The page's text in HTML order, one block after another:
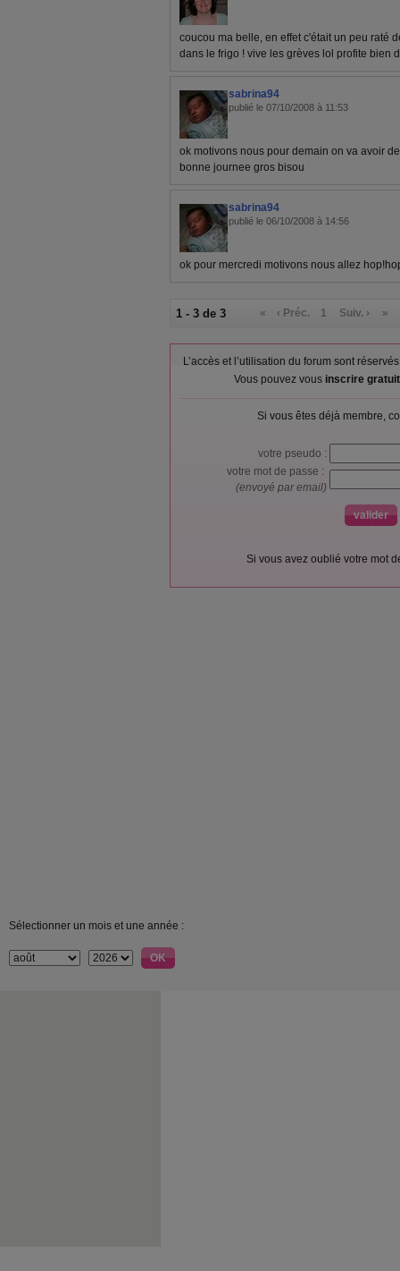
coucou ma belle, en effet c'était un peu raté
dans le frigo ! vive les grèves lol profite bien
sabrina94
publié le 07/10/2008 à 11:53
ok motivons nous pour demain on va avoir
bonne journee gros bisou
sabrina94
publié le 06/10/2008 à 14:56
ok pour mercredi motivons nous allez
1 - 3 de 3 « ‹ Préc. 1 Suiv. › »
L’accès et l’utilisation du forum sont
Vous pouvez vous inscrire
Si vous êtes déjà membre,
votre pseudo :
votre mot de passe :
(envoyé par email)
Si vous avez oublié votre mot
Sélectionner un mois et une année :